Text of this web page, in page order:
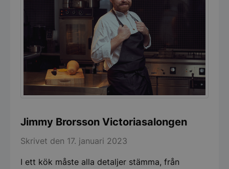
Jimmy Brorsson Victoriasalongen
Skrivet den 17. januari 2023
I ett kök måste alla detaljer stämma, från